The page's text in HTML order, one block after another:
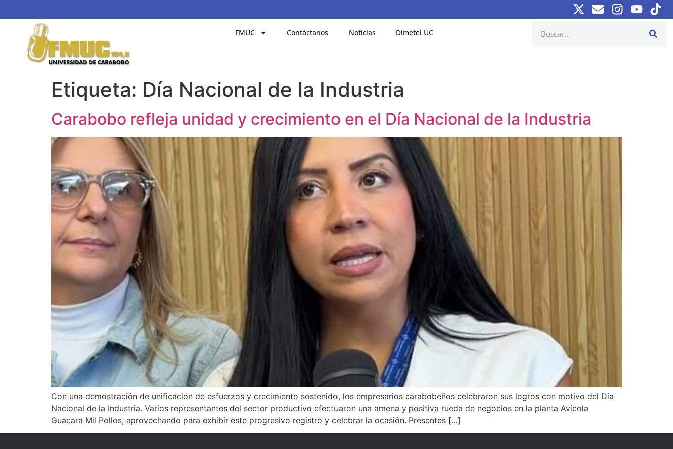
FMUC Contáctanos Noticias Dimetel UC
Etiqueta: Día Nacional de la Industria
Carabobo refleja unidad y crecimiento en el Día Nacional de la Industria
Con una demostración de unificación de esfuerzos y crecimiento sostenido, los empresarios carabobeños celebraron sus logros con motivo del Día
Nacional de la Industria. Varios representantes del sector productivo efectuaron una amena y positiva rueda de negocios en la planta Avícola
Guacara Mil Pollos, aprovechando para exhibir este progresivo registro y celebrar la ocasión. Presentes […]